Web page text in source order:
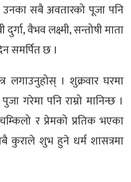
उनका सबै अवतारको पूजा पनि
दुर्गा, वैभव लक्ष्मी, सन्तोषी माता
समर्पित छ ।
लगाउनुहोस् । शुक्रवार घरमा
गरेमा पनि राम्रो मानिन्छ ।
र प्रेमको प्रतिक भएका
कुराले शुभ हुने धर्म शासत्रमा